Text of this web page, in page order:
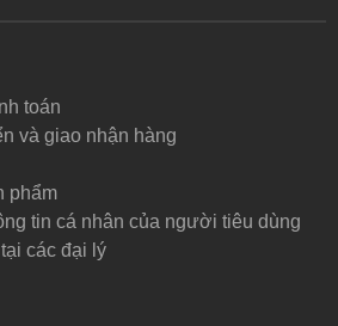
toán
và giao nhận hàng
phẩm
tin cá nhân của người tiêu dùng
các đại lý